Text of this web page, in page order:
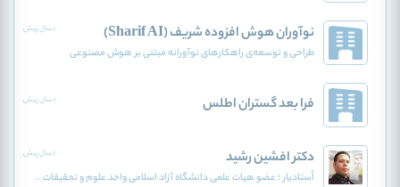
نوآوران هوش افزوده‌ شریف (Sharif AI) 1 سال پیش
طراحی و توسعه‌ی راهکارهای نوآورانه مبتنی بر هوش مصنوعی
فرا بعد گستران اطلس 1 سال پیش
دکتر افشین رشید 1 سال پیش
اُستادیار ؛ عضو هیات علمی دانشگاه آزاد اسلامی واحد علوم و تحقیقات...